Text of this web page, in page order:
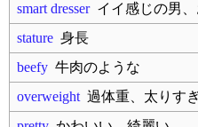
smart dresserイイ感じの男、
stature 身長
beefy 牛肉のような
overweight 過体重、太りす